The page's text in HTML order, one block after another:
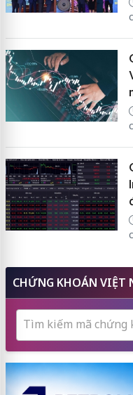
CHỨNG KHOÁN VIỆT
Tìm kiếm mã chứng